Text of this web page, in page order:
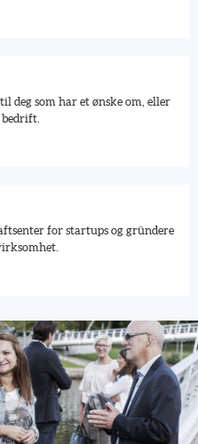
deg som har et ønske om, eller
bedrift.
for startups og gründere